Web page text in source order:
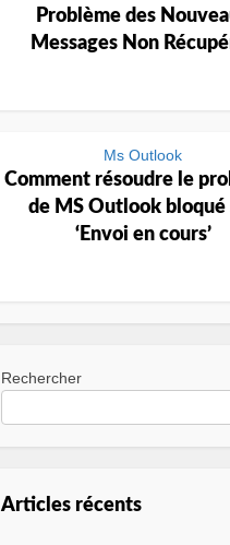
Problème des
Messages Non
Ms Outlook
Comment résoudre le
de MS Outlook bloqué
‘Envoi en cours’
Rechercher
Articles récents